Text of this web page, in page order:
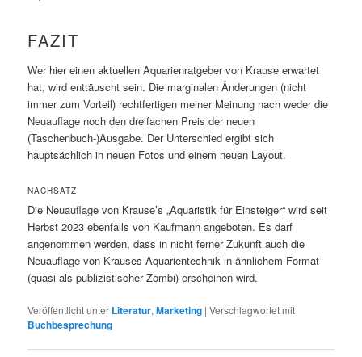
FAZIT
Wer hier einen aktuellen Aquarienratgeber von Krause erwartet
hat, wird enttäuscht sein. Die marginalen Änderungen (nicht
immer zum Vorteil) rechtfertigen meiner Meinung nach weder die
Neuauflage noch den dreifachen Preis der neuen
(Taschenbuch-)Ausgabe. Der Unterschied ergibt sich
hauptsächlich in neuen Fotos und einem neuen Layout.
NACHSATZ
Die Neuauflage von Krause’s „Aquaristik für Einsteiger“ wird seit
Herbst 2023 ebenfalls von Kaufmann angeboten. Es darf
angenommen werden, dass in nicht ferner Zukunft auch die
Neuauflage von Krauses Aquarientechnik in ähnlichem Format
(quasi als publizistischer Zombi) erscheinen wird.
Veröffentlicht unter Literatur,Marketing |Verschlagwortet mit
Buchbesprechung